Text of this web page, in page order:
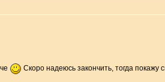
Скоро надеюсь закончить, тогда покажу